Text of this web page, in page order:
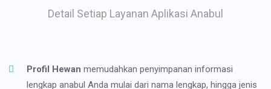
Detail Setiap Layanan Aplikasi Anabul
Profil Hewan memudahkan penyimpanan informasi
lengkap anabul Anda mulai dari nama lengkap, hingga jenis